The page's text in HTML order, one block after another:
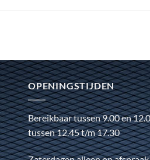
OPENINGSTIJDEN
Bereikbaar tussen 9.00 en
tussen 12.45 t/m 17.30